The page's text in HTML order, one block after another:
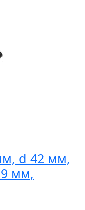
d 42 мм,
мм,